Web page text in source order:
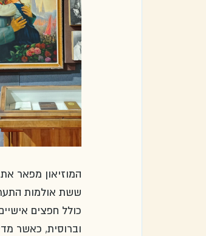
המוזיאון מפאר
ששת אולמות
כולל חפצים
וברוסית, כאשר